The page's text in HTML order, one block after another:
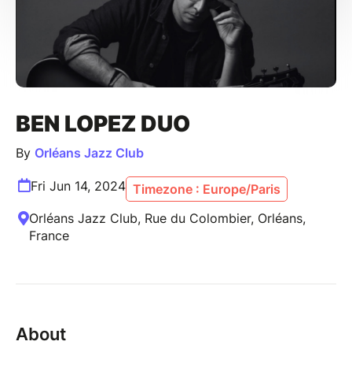
BEN LOPEZ DUO
By Orléans Jazz Club
Fri Jun 14, 2024 Timezone : Europe/Paris
Orléans Jazz Club, Rue du Colombier, Orléans,
France
About